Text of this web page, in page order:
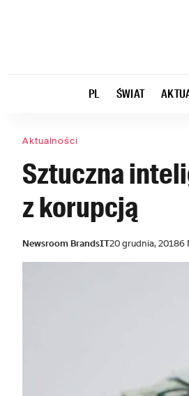
PL ŚWIAT
Aktualności
Sztuczna
z korupcją
Newsroom BrandsIT20 grudnia, 20186